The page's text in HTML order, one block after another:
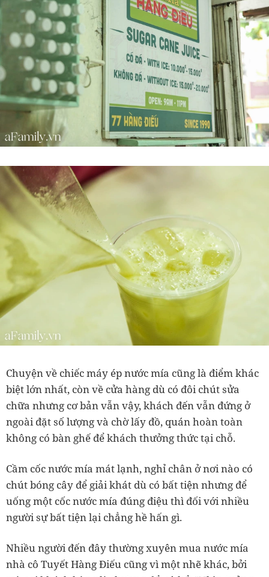
Chuyện về chiếc máy ép nước mía cũng là điểm khác
biệt lớn nhất, còn về cửa hàng dù có đôi chút sửa
chữa nhưng cơ bản vẫn vậy, khách đến vẫn đứng ở
ngoài đặt số lượng và chờ lấy đồ, quán hoàn toàn
không có bàn ghế để khách thưởng thức tại chỗ.
Cầm cốc nước mía mát lạnh, nghỉ chân ở nơi nào có
chút bóng cây để giải khát dù có bất tiện nhưng để
uống một cốc nước mía đúng điệu thì đối với nhiều
người sự bất tiện lại chẳng hề hấn gì.
Nhiều người đến đây thường xuyên mua nước mía
nhà cô Tuyết Hàng Điếu cũng vì một nhẽ khác, bởi